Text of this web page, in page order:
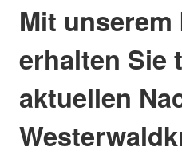
Mit
erhalten Sie
aktuellen